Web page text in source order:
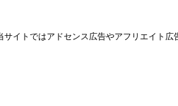
サイトではアドセンス広告やアフリエイト広